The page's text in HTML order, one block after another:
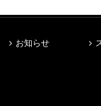
お知らせ